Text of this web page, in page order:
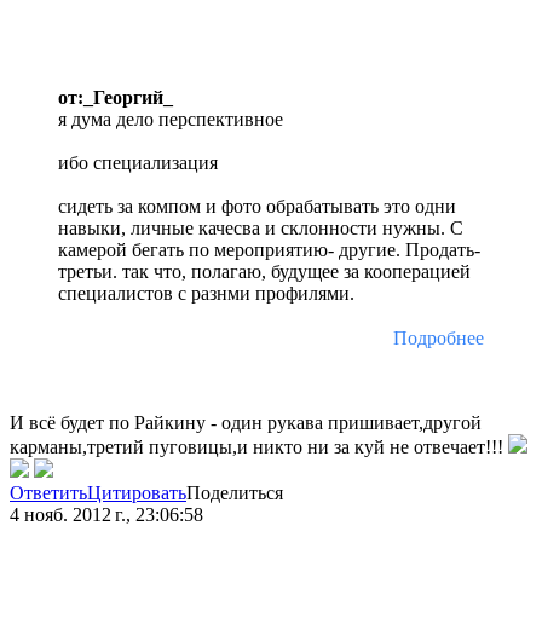
от:_Георгий_
я дума дело перспективное
ибо специализация
сидеть за компом и фото обрабатывать это одни
навыки, личные качесва и склонности нужны. С
камерой бегать по мероприятию- другие. Продать-
третьи. так что, полагаю, будущее за кооперацией
специалистов с разнми профилями.
Подробнее
И всё будет по Райкину - один рукава пришивает,другой
карманы,третий пуговицы,и никто ни за куй не отвечает!!!
ОтветитьЦитироватьПоделиться
4 нояб. 2012 г., 23:06:58